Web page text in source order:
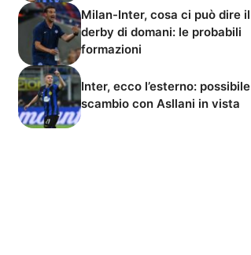
Milan-Inter, cosa ci può dire il
derby di domani: le probabili
formazioni
Inter, ecco l’esterno: possibile
scambio con Asllani in vista